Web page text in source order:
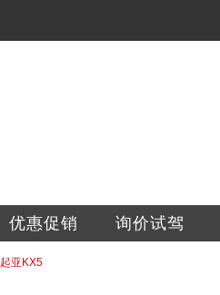
优惠促销 询价试驾
起亚KX5